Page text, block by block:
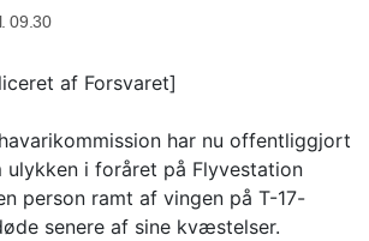
09.30
af Forsvaret]
har nu offentliggjort
ulykken i foråret på Flyvestation
person ramt af vingen på T-17-
senere af sine kvæstelser.